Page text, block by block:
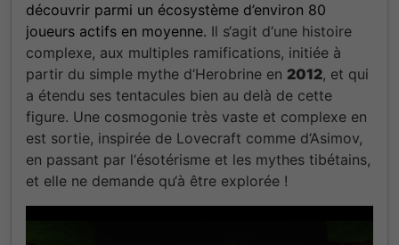
découvrir parmi un écosystème d’environ 80
joueurs actifs en moyenne. Il s‘agit d‘une histoire
complexe, aux multiples ramifications, initiée à
partir du simple mythe d‘Herobrine en 2012, et qui
a étendu ses tentacules bien au delà de cette
figure. Une cosmogonie très vaste et complexe en
est sortie, inspirée de Lovecraft comme d‘Asimov,
en passant par l‘ésotérisme et les mythes tibétains,
et elle ne demande qu‘à être explorée !